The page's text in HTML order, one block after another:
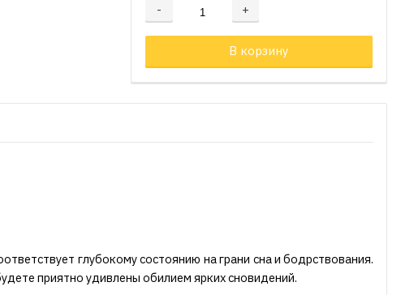
- +
Добавляется...
В корзину
Добавлен
глубокому состоянию на грани сна и бодрствования.
приятно удивлены обилием ярких сновидений.